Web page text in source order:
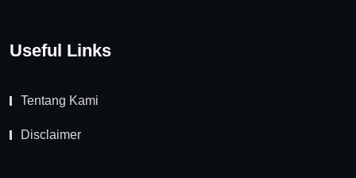
Useful Links
Tentang Kami
Disclaimer